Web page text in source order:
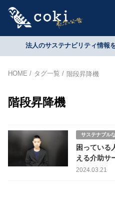
法人のサステナビリティ情報
HOME タグ一覧 階段昇降機
階段昇降機
サステナブル
困っている
える介助サ
2024.03.21